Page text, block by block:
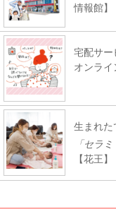
情報館】
宅配サー
オンライ
生まれた
「セラミ
【花王】